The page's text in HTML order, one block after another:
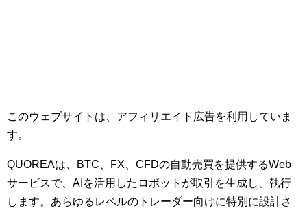
このウェブサイトは、アフィリエイト広告を利用していま
す。
QUOREAは、BTC、FX、CFDの自動売買を提供するWeb
サービスで、AIを活用したロボットが取引を生成し、執行
します。あらゆるレベルのトレーダー向けに特別に設計さ